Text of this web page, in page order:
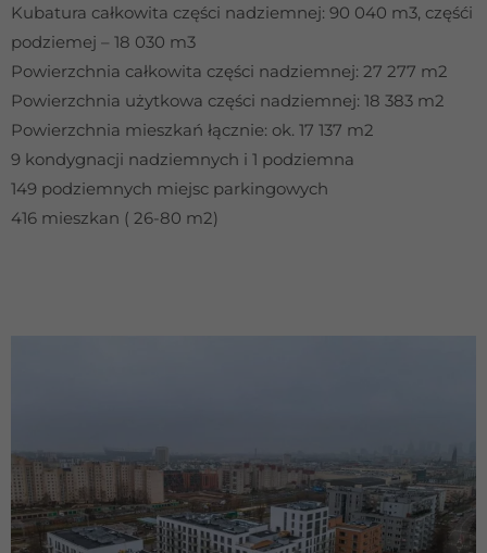
Kubatura całkowita części nadziemnej: 90 040 m3, częśći
podziemej – 18 030 m3
Powierzchnia całkowita części nadziemnej: 27 277 m2
Powierzchnia użytkowa części nadziemnej: 18 383 m2
Powierzchnia mieszkań łącznie: ok. 17 137 m2
9 kondygnacji nadziemnych i 1 podziemna
149 podziemnych miejsc parkingowych
416 mieszkan ( 26-80 m2)